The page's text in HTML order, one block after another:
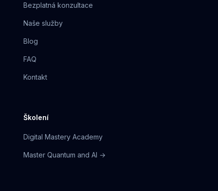
Bezplatná konzultace
Naše služby
Blog
FAQ
Kontakt
Školení
Digital Mastery Academy
Master Quantum and AI →